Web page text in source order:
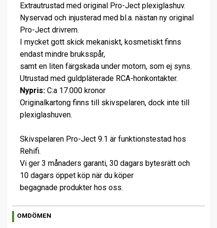
Extrautrustad med original Pro-Ject plexiglashuv.
Nyservad och injusterad med bl.a. nästan ny original
Pro-Ject drivrem.
I mycket gott skick mekaniskt, kosmetiskt finns
endast mindre bruksspår,
samt en liten färgskada under motorn, som ej syns.
Utrustad med guldpläterade RCA-honkontakter.
Nypris: C:a 17.000 kronor
Originalkartong finns till skivspelaren, dock inte till
plexiglashuven.
Skivspelaren Pro-Ject 9.1 är funktionstestad hos
Rehifi.
Vi ger 3 månaders garanti, 30 dagars bytesrätt och
10 dagars öppet köp när du köper
begagnade produkter hos oss.
OMDÖMEN